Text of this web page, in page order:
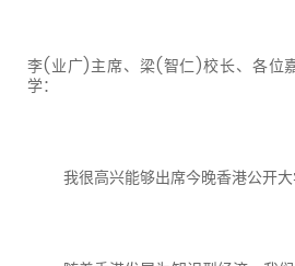
李(业广)主席、梁(智仁)校长、各位
学：
我很高兴能够出席今晚香港公开大